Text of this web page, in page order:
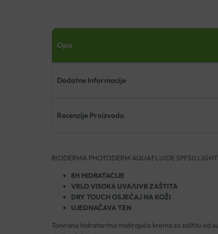
Opis
Dodatne Informacije
Recenzije Proizvoda
BIODERMA PHOTODERM AQUAFLUIDE SPF50
8H HIDRATACIJE
VRLO VISOKA UVA/UVB ZAŠTITA
DRY TOUCH OSJEĆAJ NA KOŽI
UJEDNAČAVA TEN
Tonirana hidratantna matirajuća krema za zaštitu od